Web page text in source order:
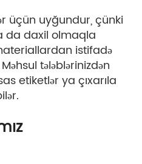
üçün uyğundur, çünki
da daxil olmaqla
istifadə
tələblərinizdən
etiketlər ya çıxarıla